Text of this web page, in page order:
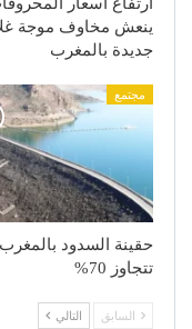
ينعش مخاوف موجة
جديدة بالمغرب
مجتمع
حقينة السدود بالمغرب
تتجاوز 70%
السابق التالي